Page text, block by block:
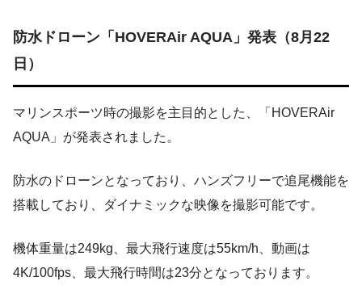
防水ドローン「HOVERAir AQUA」発表（8月22
日）
マリンスポーツ時の撮影を主目的とした、「HOVERAir
AQUA」が発表されました。
防水のドローンとなっており、ハンズフリーで追尾機能を
搭載しており、ダイナミックな映像を撮影可能です。
機体重量は249kg、最大飛行速度は55km/h、動画は
4K/100fps、最大飛行時間は23分となっております。